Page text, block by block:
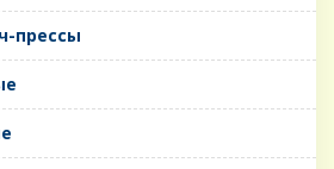
прессы